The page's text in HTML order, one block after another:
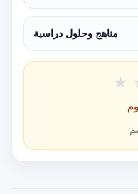
مناهج وحلول دراسية
★